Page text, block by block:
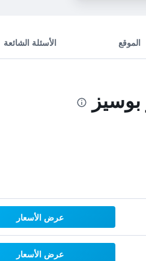
الموقع الأسئلة الشائعة
عرض الأسعار
عرض الأسعار